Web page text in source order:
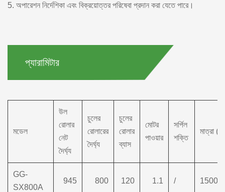
5. অপারেশন নির্দেশিকা এবং বিক্রয়োত্তর পরিষেবা প্রদান করা যেতে পারে।
প্যারামিটার
মডেল
উল
রোলার
নেট
দৈর্ঘ্য
চুলের
রোলারের
দৈর্ঘ্য
চুলের
রোলার
ব্যাস
মোটর
পাওয়ার
সর্পিল
শক্তি
মাত্রা
GG-
SX800A
945 800 120 1.1 /